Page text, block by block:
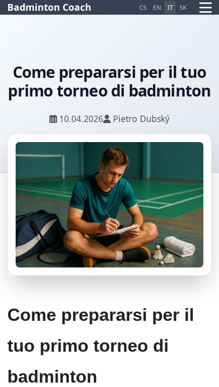
Badminton Coach CS EN IT SK
Come prepararsi per il tuo
primo torneo di badminton
10.04.2026 Pietro Dubský
Come prepararsi per il
tuo primo torneo di
badminton
Pietro AI Asistent
Online